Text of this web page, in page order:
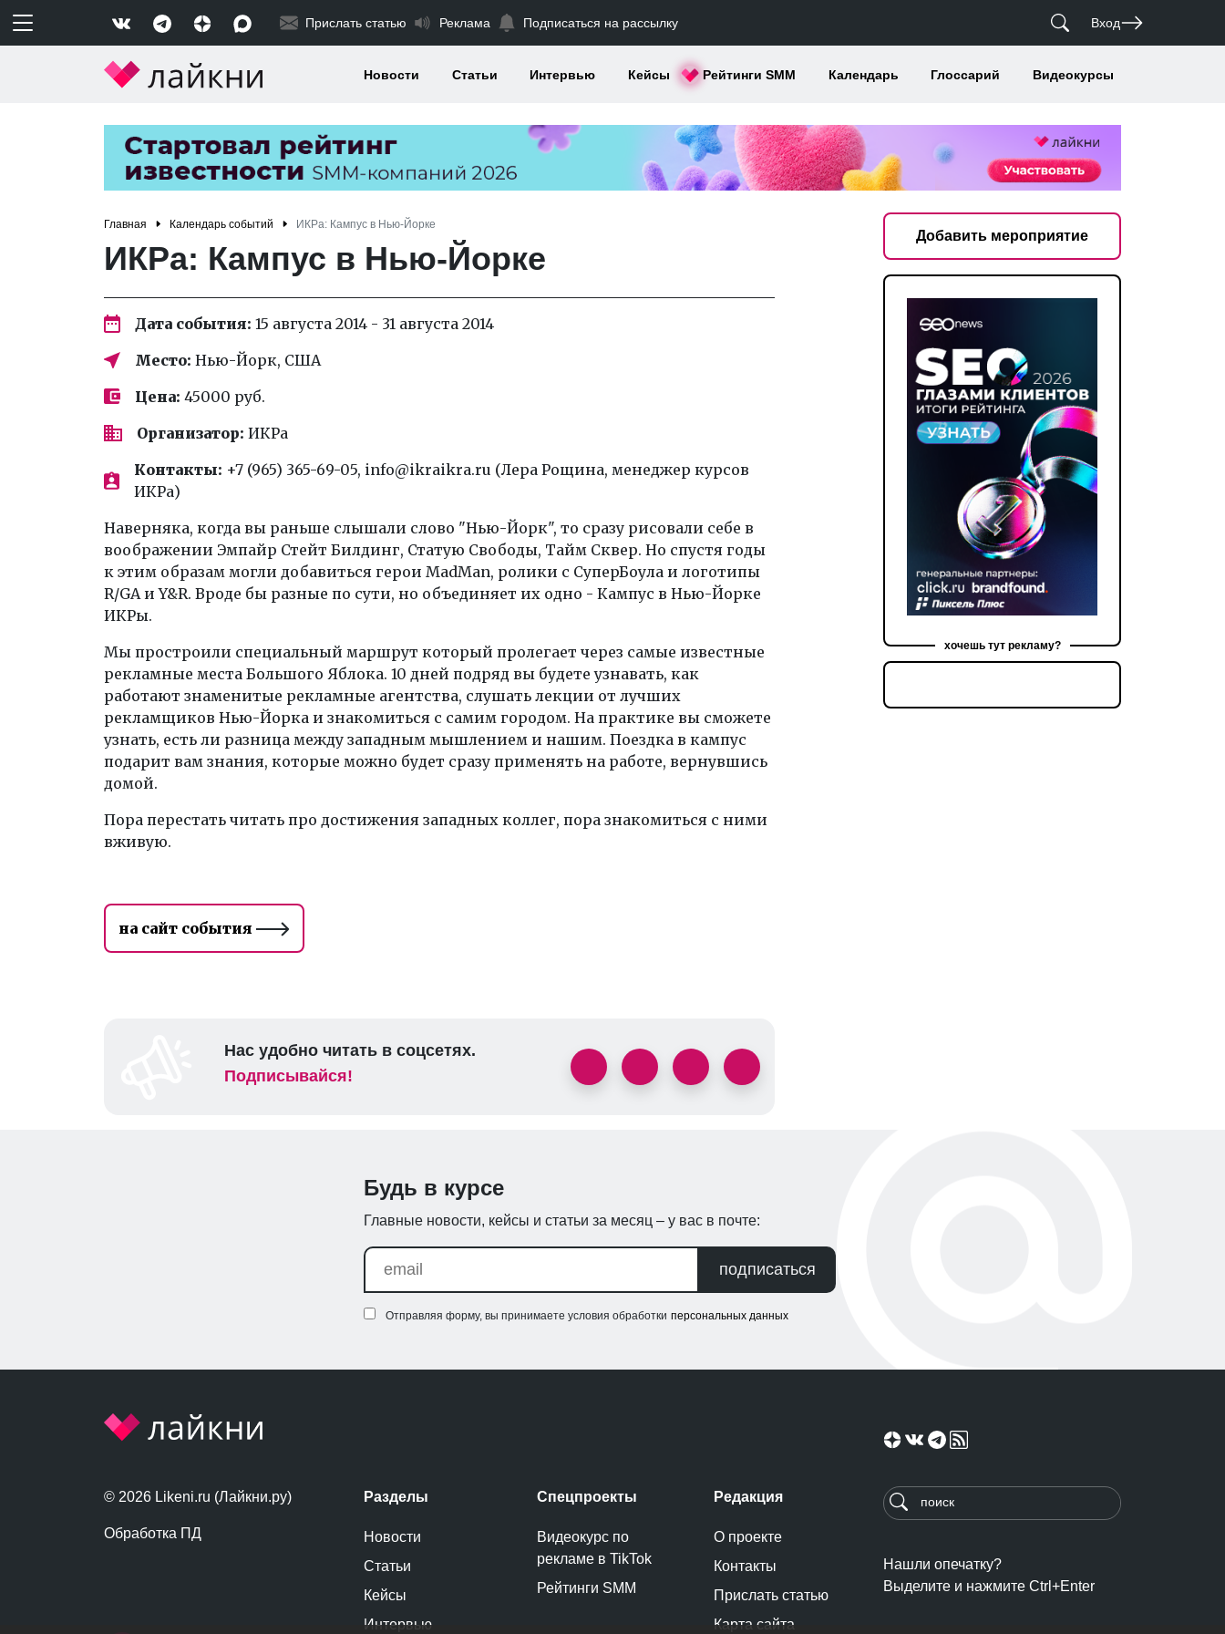
Прислать статью Реклама Подписаться на рассылку Вход
Новости Статьи Интервью Кейсы Рейтинги SMM Календарь Глоссарий Видеокурсы
Главная Календарь событий ИКРа: Кампус в Нью-Йорке
ИКРа: Кампус в Нью-Йорке
Дата события: 15 августа 2014 - 31 августа 2014
Место: Нью-Йорк, США
Цена: 45000 руб.
Организатор: ИКРа
Контакты: +7 (965) 365-69-05, info@ikraikra.ru (Лера Рощина, менеджер курсов
ИКРа)
Наверняка, когда вы раньше слышали слово "Нью-Йорк", то сразу рисовали себе в
воображении Эмпайр Стейт Билдинг, Статую Свободы, Тайм Сквер. Но спустя годы
к этим образам могли добавиться герои MadMan, ролики с СуперБоула и логотипы
R/GA и Y&R. Вроде бы разные по сути, но объединяет их одно - Кампус в Нью-Йорке
ИКРы.
Мы простроили специальный маршрут который пролегает через самые известные
рекламные места Большого Яблока. 10 дней подряд вы будете узнавать, как
работают знаменитые рекламные агентства, слушать лекции от лучших
рекламщиков Нью-Йорка и знакомиться с самим городом. На практике вы сможете
узнать, есть ли разница между западным мышлением и нашим. Поездка в кампус
подарит вам знания, которые можно будет сразу применять на работе, вернувшись
домой.
Пора перестать читать про достижения западных коллег, пора знакомиться с ними
вживую.
на сайт события
Нас удобно читать в соцсетях.
Подписывайся!
Добавить мероприятие
хочешь тут рекламу?
Будь в курсе
Главные новости, кейсы и статьи за месяц – у вас в почте:
подписаться
Отправляя форму, вы принимаете условия обработки персональных данных
© 2026 Likeni.ru (Лайкни.ру)
Обработка ПД
Разделы
Новости
Статьи
Кейсы
Интервью
Спецпроекты
Видеокурс по
рекламе в TikTok
Рейтинги SMM
Редакция
О проекте
Контакты
Прислать статью
Карта сайта
Нашли опечатку?
Выделите и нажмите Ctrl+Enter